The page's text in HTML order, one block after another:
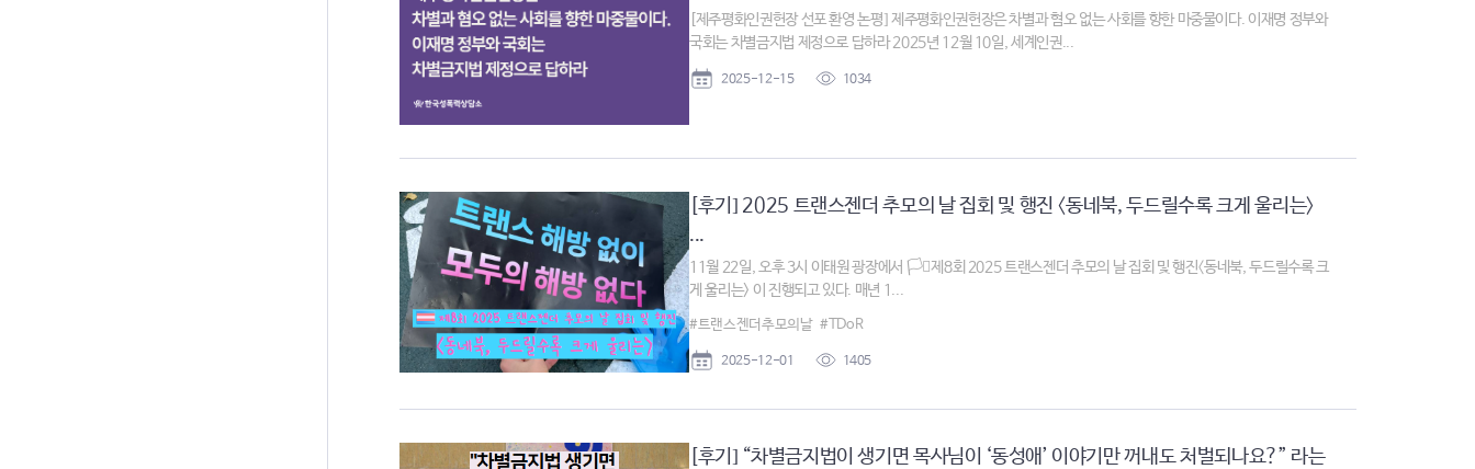
[제주평화인권헌장 선포 환영 논평] 제주평화인권헌장은 차별과 혐오 없는 사회를 향한 마중물이다. 이재명 정부와
국회는 차별금지법 제정으로 답하라 2025년 12월 10일, 세계인권...
2025-12-15 1034
[후기] 2025 트랜스젠더 추모의 날 집회 및 행진 〈동네북, 두드릴수록 크게 울리는〉
...
11월 22일, 오후 3시 이태원 광장에서 🏳️‍⚧제8회 2025 트랜스젠더 추모의 날 집회 및 행진〈동네북, 두드릴수록 크
게 울리는> 이 진행되고 있다. 매년 1...
#트랜스젠더추모의날 #TDoR
2025-12-01 1405
[후기] “차별금지법이 생기면 목사님이 ‘동성애’ 이야기만 꺼내도 처벌되나요?” 라는